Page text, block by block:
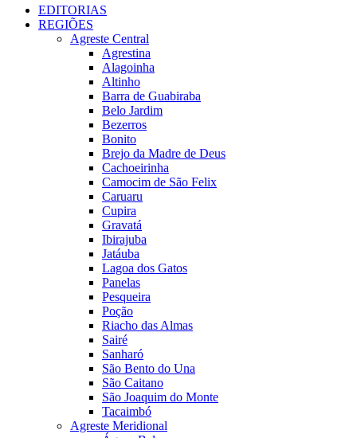
EDITORIAS
REGIÕES
Agreste Central
Agrestina
Alagoinha
Altinho
Barra de Guabiraba
Belo Jardim
Bezerros
Bonito
Brejo da Madre de Deus
Cachoeirinha
Camocim de São Felix
Caruaru
Cupira
Gravatá
Ibirajuba
Jatáuba
Lagoa dos Gatos
Panelas
Pesqueira
Poção
Riacho das Almas
Sairé
Sanharó
São Bento do Una
São Caitano
São Joaquim do Monte
Tacaimbó
Agreste Meridional